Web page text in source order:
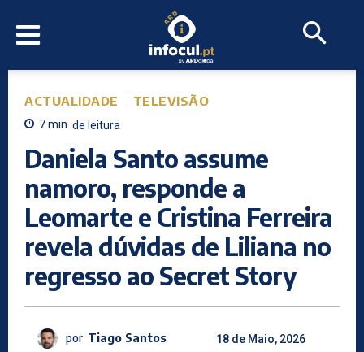
ACTUALIDADE TELEVISÃO
7min. de leitura
Daniela Santo assume
namoro, responde a
Leomarte e Cristina Ferreira
revela dúvidas de Liliana no
regresso ao Secret Story
por Tiago Santos 18 de Maio, 2026